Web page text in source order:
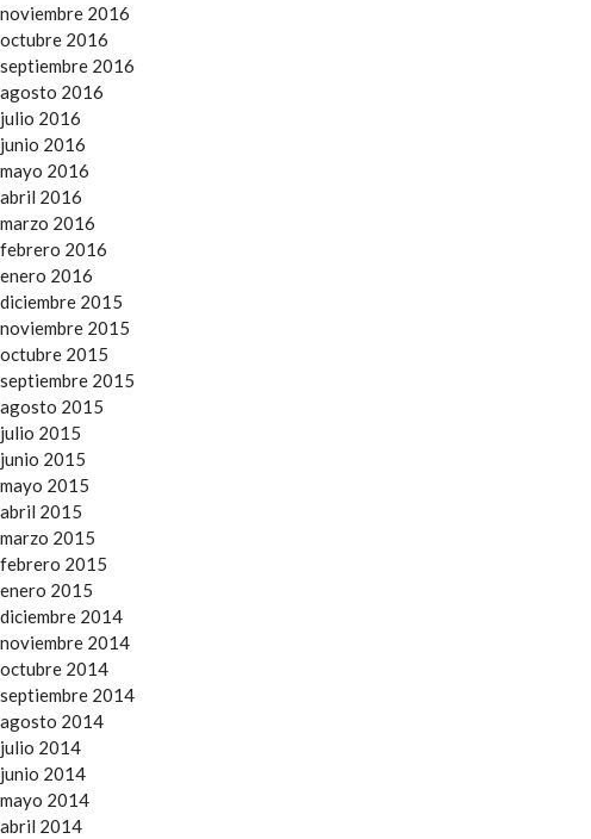
noviembre 2016
octubre 2016
septiembre 2016
agosto 2016
julio 2016
junio 2016
mayo 2016
abril 2016
marzo 2016
febrero 2016
enero 2016
diciembre 2015
noviembre 2015
octubre 2015
septiembre 2015
agosto 2015
julio 2015
junio 2015
mayo 2015
abril 2015
marzo 2015
febrero 2015
enero 2015
diciembre 2014
noviembre 2014
octubre 2014
septiembre 2014
agosto 2014
julio 2014
junio 2014
mayo 2014
abril 2014